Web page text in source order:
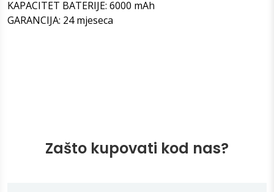
KAPACITET BATERIJE: 6000 mAh
GARANCIJA: 24 mjeseca
Zašto kupovati kod nas?